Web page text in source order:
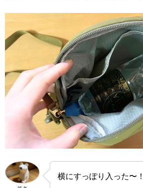
横にすっぽり入った〜！